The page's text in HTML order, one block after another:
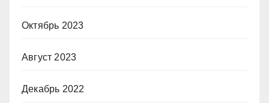
Октябрь 2023
Август 2023
Декабрь 2022